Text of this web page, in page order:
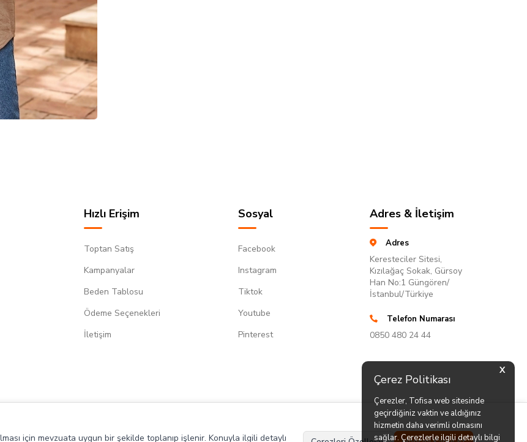
X
Çerez Politikası
Çerezler, Tofisa web sitesinde
geçirdiğiniz vaktin ve aldığınız
hizmetin daha verimli olmasını
sağlar. Çerezlerle ilgili detaylı bilgi
Hızlı Erişim
Toptan Satış
Kampanyalar
Beden Tablosu
Ödeme Seçenekleri
İletişim
Sosyal
Facebook
Instagram
Tiktok
Youtube
Pinterest
Adres & İletişim
Adres
Keresteciler Sitesi,
Kızılağaç Sokak, Gürsoy
Han No:1 Güngören/
İstanbul/Türkiye
Telefon Numarası
0850 480 24 44
için mevzuata uygun bir şekilde toplanıp işlenir. Konuyla ilgili detaylı